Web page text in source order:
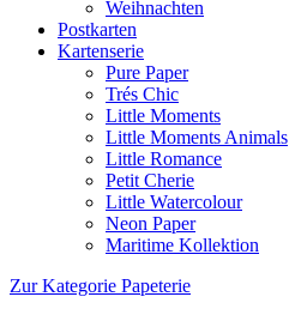
Weihnachten
Postkarten
Kartenserie
Pure Paper
Trés Chic
Little Moments
Little Moments Animals
Little Romance
Petit Cherie
Little Watercolour
Neon Paper
Maritime Kollektion
Zur Kategorie Papeterie